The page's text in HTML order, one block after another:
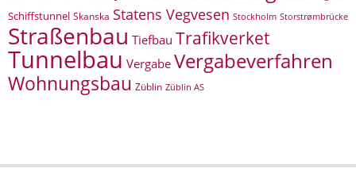
Schiffstunnel Skanska Statens Vegvesen Stockholm Storstrømbrücke
Straßenbau Tiefbau Trafikverket
Tunnelbau Vergabe Vergabeverfahren
Wohnungsbau Züblin Züblin AS